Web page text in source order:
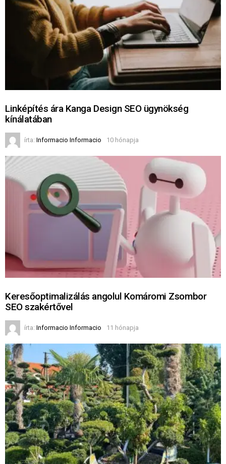
Linképítés ára Kanga Design SEO ügynökség
kínálatában
írta: Informacio Informacio 10 hónapja
Keresőoptimalizálás angolul Komáromi Zsombor
SEO szakértővel
írta: Informacio Informacio 11 hónapja